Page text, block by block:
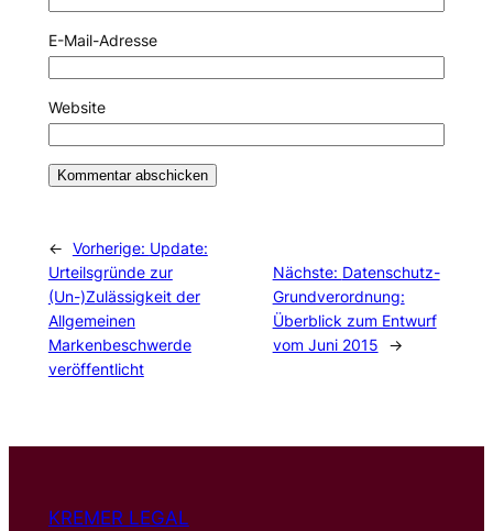
E-Mail-Adresse
Website
← Vorherige: Update:
Urteilsgründe zur
(Un-)Zulässigkeit der
Allgemeinen
Markenbeschwerde
veröffentlicht
Nächste: Datenschutz-
Grundverordnung:
Überblick zum Entwurf
vom Juni 2015
→
KREMER LEGAL